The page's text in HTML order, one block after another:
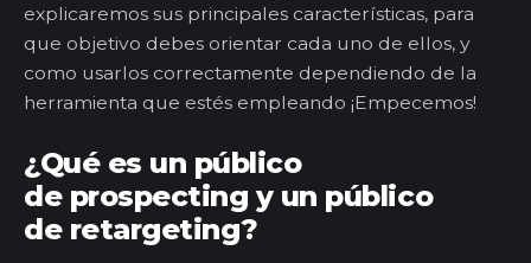
explicaremos sus principales características, para
que objetivo debes orientar cada uno de ellos, y
como usarlos correctamente dependiendo de la
herramienta que estés empleando ¡Empecemos!
¿Qué es un público
de prospecting y un público
de retargeting?